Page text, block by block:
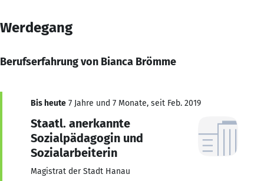
Werdegang
Berufserfahrung von Bianca Brömme
Bis heute 7 Jahre und 7 Monate, seit Feb. 2019
Staatl. anerkannte
Sozialpädagogin und
Sozialarbeiterin
Magistrat der Stadt Hanau